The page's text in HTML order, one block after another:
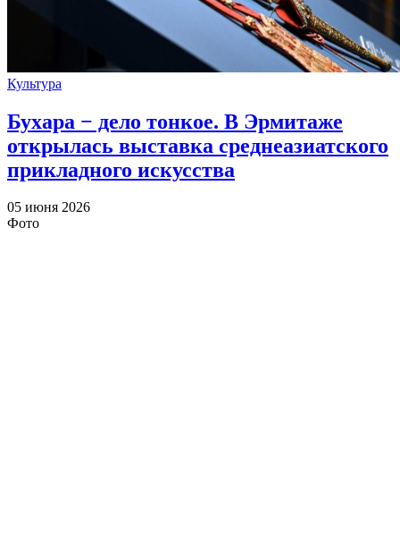
Культура
Бухара − дело тонкое. В Эрмитаже
открылась выставка среднеазиатского
прикладного искусства
05 июня 2026
Фото